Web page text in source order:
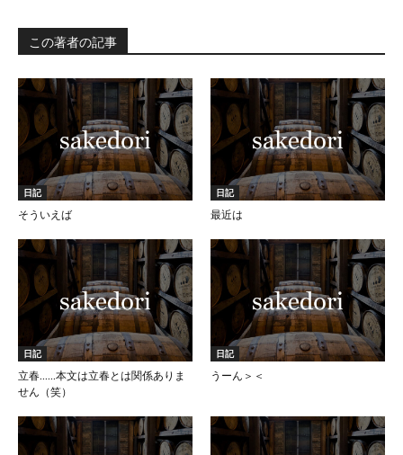
この著者の記事
日記
そういえば
日記
最近は
日記
立春……本文は立春とは関係ありま
せん（笑）
日記
うーん＞＜